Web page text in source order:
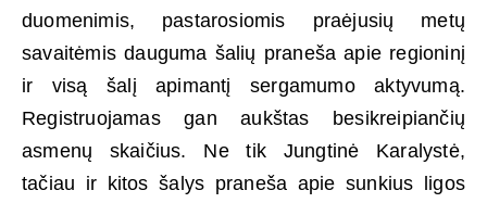
duomenimis, pastarosiomis praėjusių metų
savaitėmis dauguma šalių praneša apie regioninį
ir visą šalį apimantį sergamumo aktyvumą.
Registruojamas gan aukštas besikreipiančių
asmenų skaičius. Ne tik Jungtinė Karalystė,
tačiau ir kitos šalys praneša apie sunkius ligos